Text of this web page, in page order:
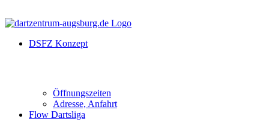
DSFZ Konzept
Öffnungszeiten
Adresse, Anfahrt
Flow Dartsliga